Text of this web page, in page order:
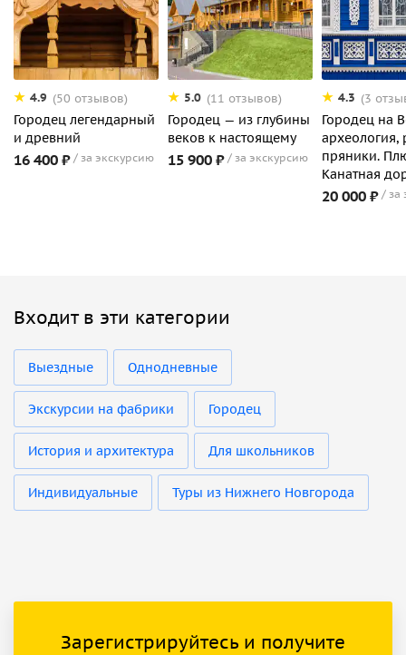
4.9 (50 отзывов)
Городец легендарный
и древний
16 400 ₽ за экскурсию
5.0 (11 отзывов)
Городец — из глубины
веков к настоящему
15 900 ₽ за экскурсию
4.3 (3
Городец на
археология,
пряники.
Канатная
20 000 ₽ за
Входит в эти категории
Выездные Однодневные
Экскурсии на фабрики Городец
История и архитектура Для школьников
Индивидуальные Туры из Нижнего Новгорода
Зарегистрируйтесь и получите